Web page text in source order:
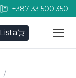
+387 33 500 350
Lista
/